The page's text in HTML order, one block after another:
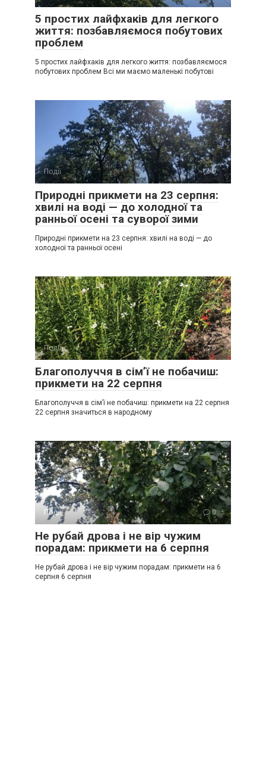
5 простих лайфхаків для легкого
життя: позбавляємося побутових
проблем
5 простих лайфхаків для легкого життя: позбавляємося
побутових проблем Всі ми маємо маленькі побутові
Події 0
Природні прикмети на 23 серпня:
хвилі на воді — до холодної та
ранньої осені та суворої зими
Природні прикмети на 23 серпня: хвилі на воді — до
холодної та ранньої осені
Події 0
Благополуччя в сім’ї не побачиш:
прикмети на 22 серпня
Благополуччя в сім’ї не побачиш: прикмети на 22 серпня
22 серпня значиться в народному
Події 0
Не рубай дрова і не вір чужим
порадам: прикмети на 6 серпня
Не рубай дрова і не вір чужим порадам: прикмети на 6
серпня 6 серпня